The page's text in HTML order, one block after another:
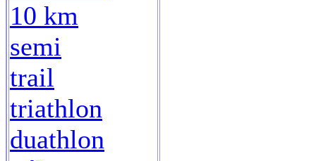
10 km
semi
trail
triathlon
duathlon